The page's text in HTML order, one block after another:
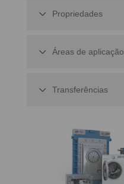
Propriedades
Áreas de aplicação
Transferências